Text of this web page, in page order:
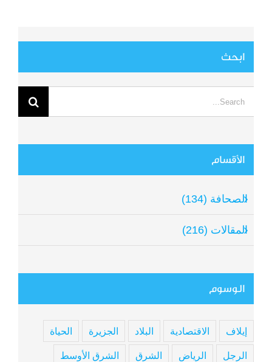
ابحث
for:
الأقسام
الصحافة (134)
المقالات (216)
الوسوم
إيلاف الاقتصادية البلاد الجزيرة الحياة
الرجل الرياض الشرق الشرق الأوسط